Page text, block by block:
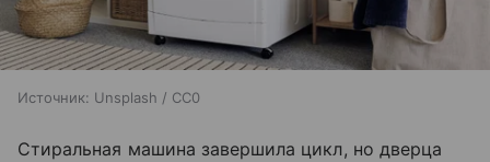
Источник: Unsplash / CC0
Стиральная машина завершила цикл, но дверца